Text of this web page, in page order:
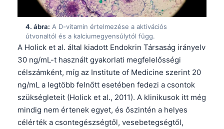
4. ábra: A D-vitamin értelmezése a aktivációs
útvonaltól és a kalciumegyensúlytól függ.
A Holick et al. által kiadott Endokrin Társaság irányelv
30 ng/mL-t használt gyakorlati megfelelősségi
célszámként, míg az Institute of Medicine szerint 20
ng/mL a legtöbb felnőtt esetében fedezi a csontok
szükségleteit (Holick et al., 2011). A klinikusok itt még
mindig nem értenek egyet, és őszintén a helyes
célérték a csontegészségtől, vesebetegségtől,